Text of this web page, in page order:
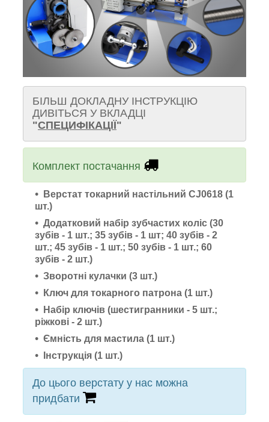
БІЛЬШ ДОКЛАДНУ ІНСТРУКЦІЮ
ДИВІТЬСЯ У ВКЛАДЦІ
"СПЕЦИФІКАЦІЇ"
Комплект постачання
Верстат токарний настільний CJ0618 (1
шт.)
Додатковий набір зубчастих коліс (30
зубів - 1 шт.; 35 зубів - 1 шт; 40 зубів - 2
шт.; 45 зубів - 1 шт.; 50 зубів - 1 шт.; 60
зубів - 2 шт.)
Зворотні кулачки (3 шт.)
Ключ для токарного патрона (1 шт.)
Набір ключів (шестигранники - 5 шт.;
ріжкові - 2 шт.)
Ємність для мастила (1 шт.)
Інструкція (1 шт.)
До цього верстату у нас можна
придбати